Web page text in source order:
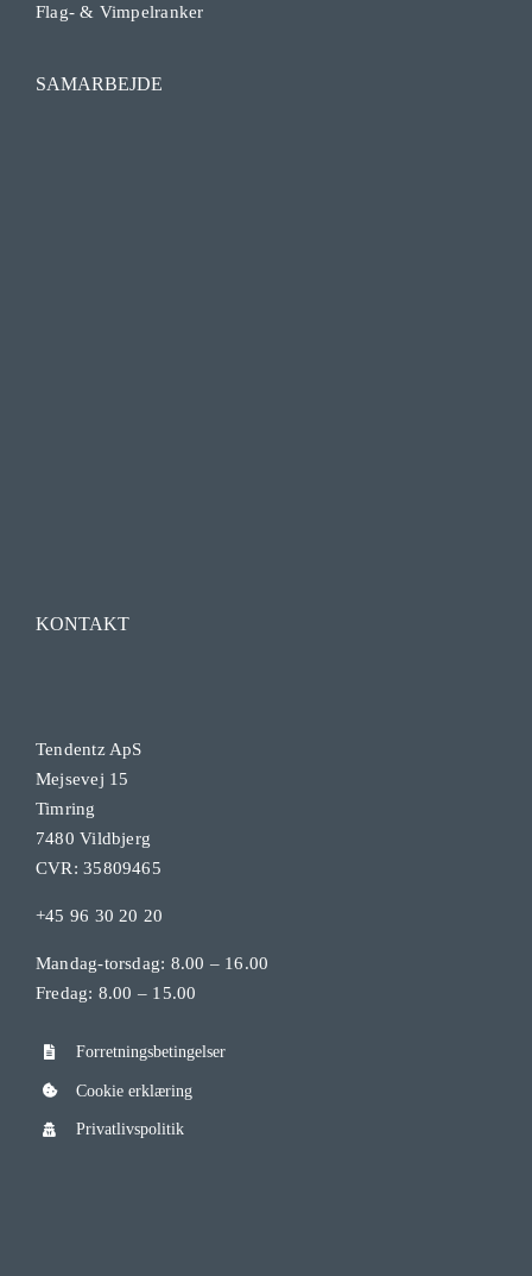
Flag- & Vimpelranker
SAMARBEJDE
KONTAKT
Tendentz ApS
Mejsevej 15
Timring
7480 Vildbjerg
CVR: 35809465
+45 96 30 20 20
Mandag-torsdag: 8.00 – 16.00
Fredag: 8.00 – 15.00
Forretningsbetingelser
Cookie erklæring
Privatlivspolitik